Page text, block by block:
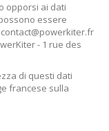
opporsi ai dati
essere
- 1 rue des
di questi dati
francese sulla